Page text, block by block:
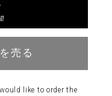
売る
like to order the